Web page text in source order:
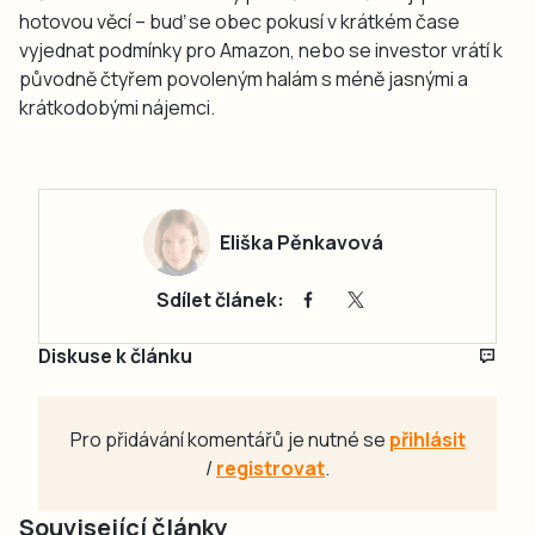
hotovou věcí – buď se obec pokusí v krátkém čase
vyjednat podmínky pro Amazon, nebo se investor vrátí k
původně čtyřem povoleným halám s méně jasnými a
krátkodobými nájemci.
Eliška Pěnkavová
Sdílet článek:
Diskuse k článku
Pro přidávání komentářů je nutné se přihlásit
/registrovat.
Související články